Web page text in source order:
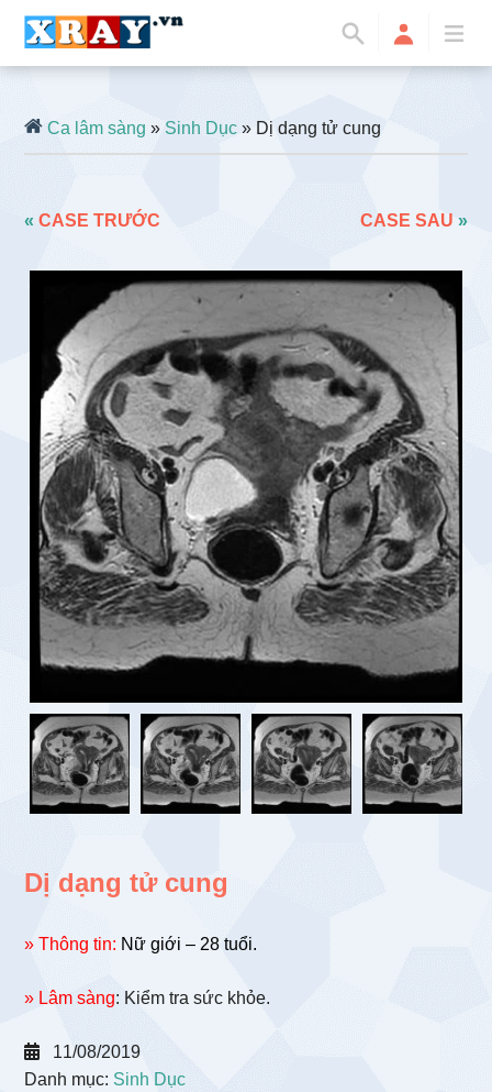
Ca lâm sàng »Sinh Dục » Dị dạng tử cung
«CASE TRƯỚC CASE SAU »
Dị dạng tử cung
» Thông tin: Nữ giới – 28 tuổi.
» Lâm sàng: Kiểm tra sức khỏe.
11/08/2019
Danh mục: Sinh Dục